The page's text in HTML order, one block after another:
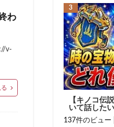
わ
v-
【キノコ伝
いて話したい
137件のビュー